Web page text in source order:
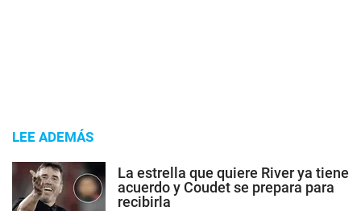
LEE ADEMÁS
La estrella que quiere River ya tiene
acuerdo y Coudet se prepara para
recibirla